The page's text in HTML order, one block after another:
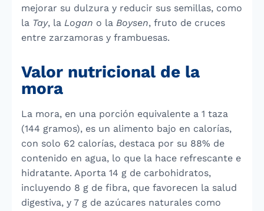
mejorar su dulzura y reducir sus semillas, como
la Tay, la Logan o la Boysen, fruto de cruces
entre zarzamoras y frambuesas.
Valor nutricional de la
mora
La mora, en una porción equivalente a 1 taza
(144 gramos), es un alimento bajo en calorías,
con solo 62 calorías, destaca por su 88% de
contenido en agua, lo que la hace refrescante e
hidratante. Aporta 14 g de carbohidratos,
incluyendo 8 g de fibra, que favorecen la salud
digestiva, y 7 g de azúcares naturales como